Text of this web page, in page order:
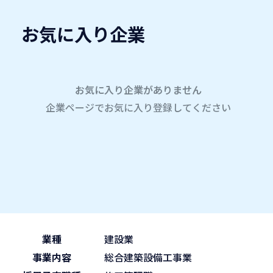
学内企業研究会2026
company
業種
建設業
事業内容
総合建築設備工事業
お気に入り企業
お気に入り企業がありません
企業ページでお気に入り登録してください